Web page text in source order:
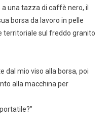
una tazza di caffè nero, il
borsa da lavoro in pelle
territoriale sul freddo granito
dal mio viso alla borsa, poi
alla macchina per